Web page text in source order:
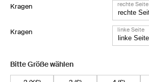
Kragen rechte Seite
Kragen linke Seite
Bitte Größe wählen